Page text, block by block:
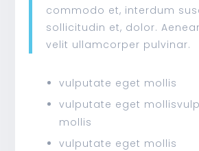
commodo et, interdum
sollicitudin et, dolor.
velit ullamcorper pulvinar.
vulputate eget mollis
vulputate eget
mollis
vulputate eget mollis